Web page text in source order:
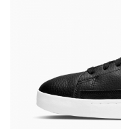
Pantaloni scurti Copii
Accesorii
Ingrijire incaltaminte